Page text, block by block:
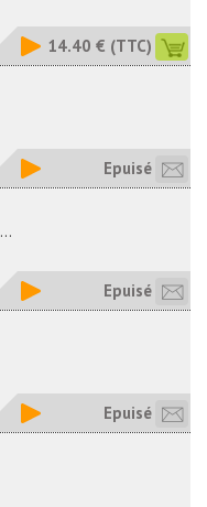
14.40 € (TTC)
Epuisé
...
Epuisé
Epuisé